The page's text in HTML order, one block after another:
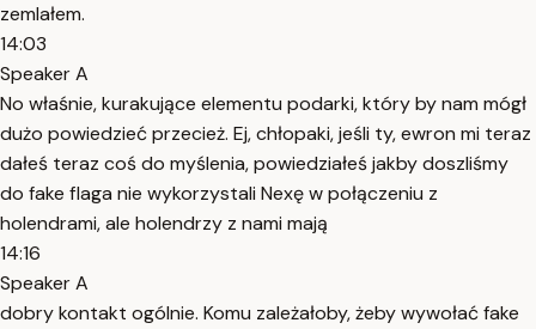
zemlałem.
14:03
Speaker A
No właśnie, kurakujące elementu podarki, który by nam mógł
dużo powiedzieć przecież. Ej, chłopaki, jeśli ty, ewron mi teraz
dałeś teraz coś do myślenia, powiedziałeś jakby doszliśmy
do fake flaga nie wykorzystali Nexę w połączeniu z
holendrami, ale holendrzy z nami mają
14:16
Speaker A
dobry kontakt ogólnie. Komu zależałoby, żeby wywołać fake